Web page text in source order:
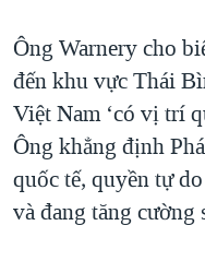
Ông Warnery cho
đến khu vực Thái
Việt Nam ‘có vị trí
Ông khẳng định
quốc tế, quyền tự
và đang tăng